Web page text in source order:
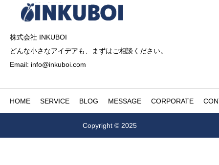
株式会社 INKUBOI
どんな小さなアイデアも、まずはご相談ください。
Email: info@inkuboi.com
HOME SERVICE BLOG MESSAGE CORPORATE
Copyright © 2025